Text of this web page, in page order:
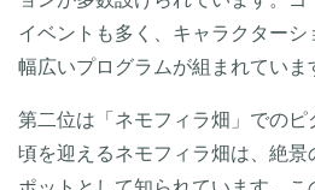
イベントも多く、キャラクターシ
幅広いプログラムが組まれていま
第二位は「ネモフィラ畑」での
頃を迎えるネモフィラ畑は、絶景